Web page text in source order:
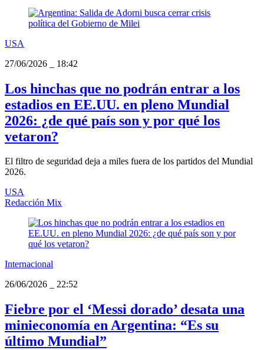
USA
27/06/2026
18:42
Los hinchas que no podrán entrar a los
estadios en EE.UU. en pleno Mundial
2026: ¿de qué país son y por qué los
vetaron?
El filtro de seguridad deja a miles fuera de los partidos del Mundial
2026.
USA
Redacción Mix
Internacional
26/06/2026
22:52
Fiebre por el ‘Messi dorado’ desata una
minieconomía en Argentina: “Es su
último Mundial”